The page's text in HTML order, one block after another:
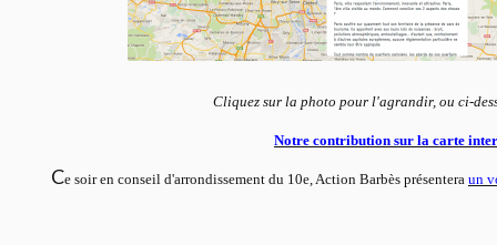
Cliquez sur la photo pour l'agrandir, ou ci-
Notre contribution sur la carte
Ce soir en conseil d'arrondissement du 10e, Action Barbès présentera un